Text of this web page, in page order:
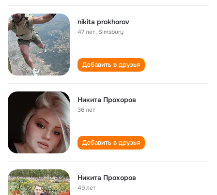
nikita prokhorov
47 лет, Simsbury
Добавить в друзья
Никита Прохоров
36 лет
Добавить в друзья
Никита Прохоров
49 лет